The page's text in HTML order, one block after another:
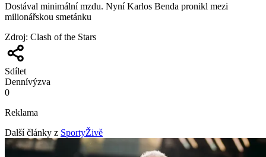
Dostával minimální mzdu. Nyní Karlos Benda pronikl mezi
milionářskou smetánku
Zdroj: Clash of the Stars
Sdílet
Dennívýzva
0
Reklama
Další články z SportyŽivě